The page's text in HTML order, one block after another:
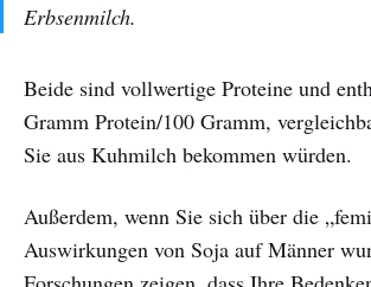
Erbsenmilch.
Beide sind vollwertige Proteine und
Gramm Protein/100 Gramm,
Sie aus Kuhmilch bekommen würden.
Außerdem, wenn Sie sich über die
Auswirkungen von Soja auf Männer